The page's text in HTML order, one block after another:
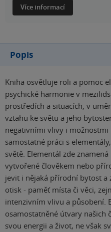
Více informací
Popis
Kniha osvětluje roli a pomoc
psychické harmonie v
prostředích a situacích, v
vztahu ke světu a jeho
negativními vlivy i možnostmi
samostatné práci s
světě. Elementál zde
vytvořené člověkem nebo
jevit i nějaká přírodní bytost a
otisk - paměť místa či věci,
intenzivním vlivu a působení.
osamostatněné útvary našich
svou energii a život, ne však